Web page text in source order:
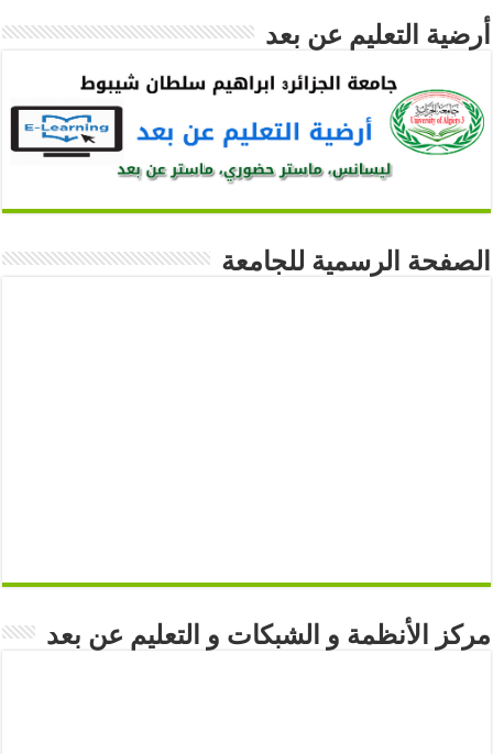
أرضية التعليم عن بعد
الصفحة الرسمية للجامعة
مركز الأنظمة و الشبكات و التعليم عن بعد